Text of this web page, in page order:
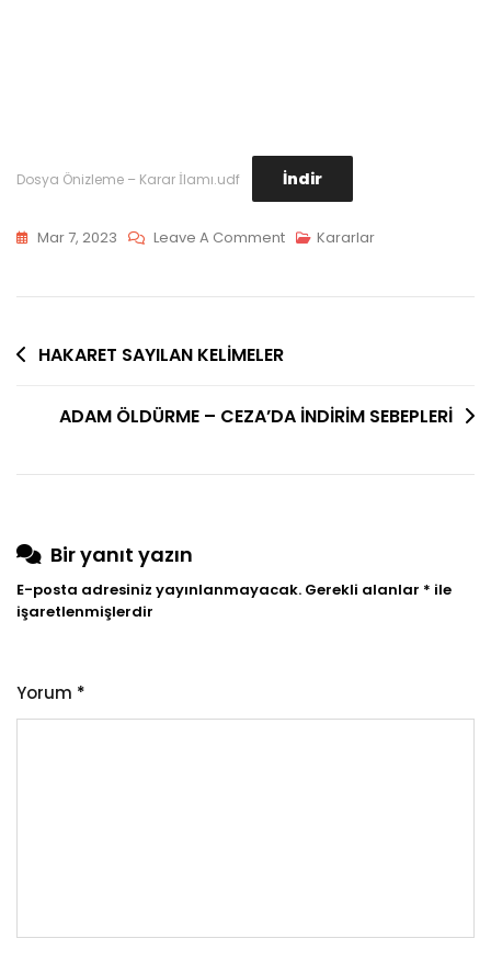
Dosya Önizleme – Karar İlamı.udf İndir
Mar 7, 2023 Leave A CommentOn
KREDİ
AŞIMI
Kararlar
Yazı
HAKARET SAYILAN KELİMELER
ADAM ÖLDÜRME – CEZA’DA İNDİRİM SEBEPLERİ
Bir yanıt yazın
E-posta adresiniz yayınlanmayacak. Gerekli alanlar * ile
işaretlenmişlerdir
Yorum *